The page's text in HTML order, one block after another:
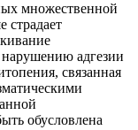
множественной
адгезии
связанная
обусловлена